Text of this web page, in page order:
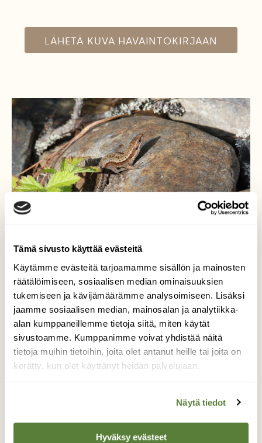
Tämä sivusto käyttää evästeitä
Käytämme evästeitä tarjoamamme sisällön ja mainosten
räätälöimiseen, sosiaalisen median ominaisuuksien
tukemiseen ja kävijämäärämme analysoimiseen. Lisäksi
jaamme sosiaalisen median, mainosalan ja analytiikka-
alan kumppaneillemme tietoja siitä, miten käytät
sivustoamme. Kumppanimme voivat yhdistää näitä
tietoja muihin tietoihin, joita olet antanut heille tai joita on
kerätty, kun olet käyttänyt heidän palvelujaan.
Näytä tiedot
Hyväksy evästeet
LÄHETÄ KUVA HAVAINTOKIRJAAN
Sisilisko
Mielenkiintoisen värinen hännänpää.
Valokuvaaja: Jaana Saarelainen, Viesimonjoki,
Joensuu 2.7.2025